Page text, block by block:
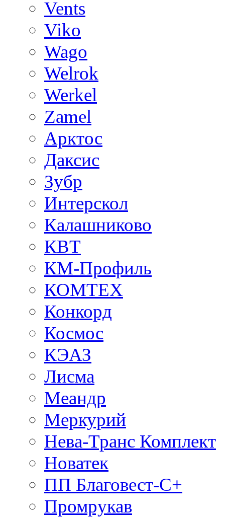
Vents
Viko
Wago
Welrok
Werkel
Zamel
Арктос
Даксис
Зубр
Интерскол
Калашниково
КВТ
КМ-Профиль
КОМТЕХ
Конкорд
Космос
КЭАЗ
Лисма
Меандр
Меркурий
Нева-Транс Комплект
Новатек
ПП Благовест-С+
Промрукав